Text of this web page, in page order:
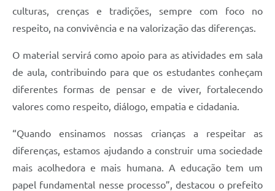
culturas, crenças e tradições, sempre com foco no
respeito, na convivência e na valorização das diferenças.
O material servirá como apoio para as atividades em sala
de aula, contribuindo para que os estudantes conheçam
diferentes formas de pensar e de viver, fortalecendo
valores como respeito, diálogo, empatia e cidadania.
“Quando ensinamos nossas crianças a respeitar as
diferenças, estamos ajudando a construir uma sociedade
mais acolhedora e mais humana. A educação tem um
papel fundamental nesse processo”, destacou o prefeito